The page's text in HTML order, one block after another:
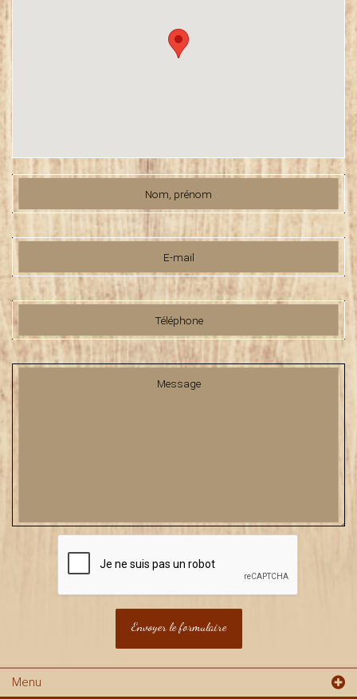
Nom, prénom
E-mail
Téléphone
Message
Menu